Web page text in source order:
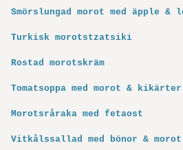
Smörslungad morot med äpple &
Turkisk morotstzatsiki
Rostad morotskräm
Tomatsoppa med morot & kikärter
Morotsråraka med fetaost
Vitkålssallad med bönor & morot